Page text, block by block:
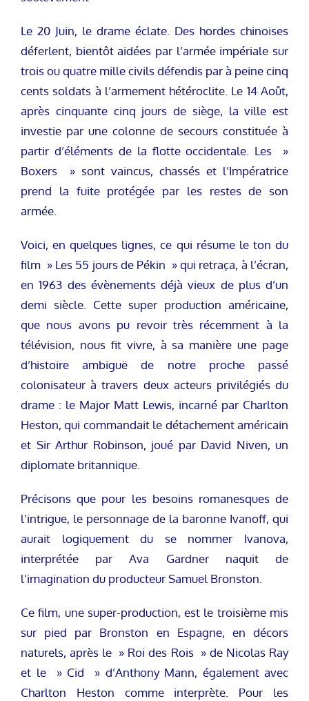
Le 20 Juin, le drame éclate. Des hordes chinoises
déferlent, bientôt aidées par l’armée impériale sur
trois ou quatre mille civils défendis par à peine cinq
cents soldats à l’armement hétéroclite. Le 14 Août,
après cinquante cinq jours de siège, la ville est
investie par une colonne de secours constituée à
partir d’éléments de la flotte occidentale. Les »
Boxers » sont vaincus, chassés et l’Impératrice
prend la fuite protégée par les restes de son
armée.
Voici, en quelques lignes, ce qui résume le ton du
film » Les 55 jours de Pékin » qui retraça, à l’écran,
en 1963 des évènements déjà vieux de plus d’un
demi siècle. Cette super production américaine,
que nous avons pu revoir très récemment à la
télévision, nous fit vivre, à sa manière une page
d’histoire ambiguë de notre proche passé
colonisateur à travers deux acteurs privilégiés du
drame : le Major Matt Lewis, incarné par Charlton
Heston, qui commandait le détachement américain
et Sir Arthur Robinson, joué par David Niven, un
diplomate britannique.
Précisons que pour les besoins romanesques de
l’intrigue, le personnage de la baronne Ivanoff, qui
aurait logiquement du se nommer Ivanova,
interprétée par Ava Gardner naquit de
l’imagination du producteur Samuel Bronston.
Ce film, une super-production, est le troisième mis
sur pied par Bronston en Espagne, en décors
naturels, après le » Roi des Rois » de Nicolas Ray
et le » Cid » d’Anthony Mann, également avec
Charlton Heston comme interprète. Pour les